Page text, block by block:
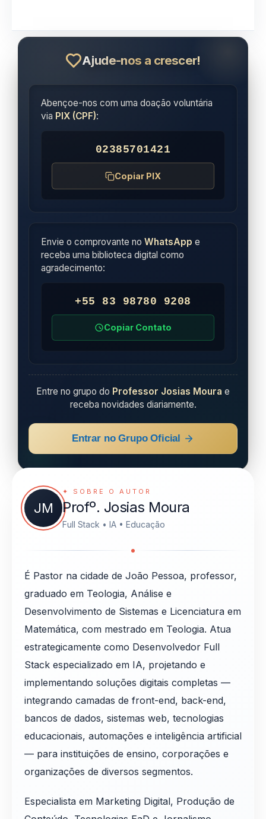
Ajude-nos a crescer!
Abençoe-nos com uma doação voluntária
via PIX (CPF):
02385701421
Copiar PIX
Envie o comprovante noWhatsApp e
receba uma biblioteca digital como
agradecimento:
+55 83 98780 9208
Copiar Contato
Entre no grupo do Professor Josias Moura e
receba novidades diariamente.
Entrar no Grupo Oficial
JM
✦ SOBRE O AUTOR
Profº. Josias Moura
Full Stack • IA • Educação
É Pastor na cidade de João Pessoa, professor,
graduado em Teologia, Análise e
Desenvolvimento de Sistemas e Licenciatura em
Matemática, com mestrado em Teologia. Atua
estrategicamente como Desenvolvedor Full
Stack especializado em IA, projetando e
implementando soluções digitais completas —
integrando camadas de front-end, back-end,
bancos de dados, sistemas web, tecnologias
educacionais, automações e inteligência artificial
— para instituições de ensino, corporações e
organizações de diversos segmentos.
Especialista em Marketing Digital, Produção de